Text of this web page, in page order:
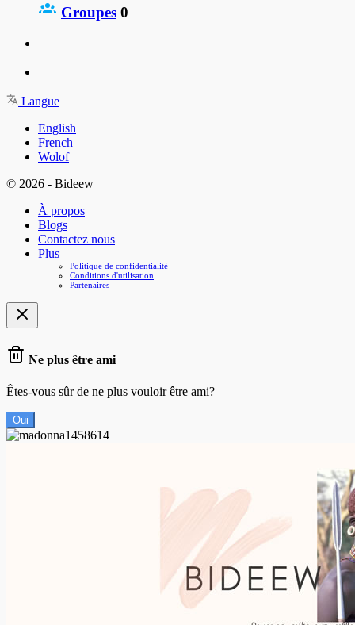
Groupes 0
Langue
English
French
Wolof
© 2026 - Bideew
À propos
Blogs
Contactez nous
Plus
Politique de confidentialité
Conditions d'utilisation
Partenaires
Ne plus être ami
Êtes-vous sûr de ne plus vouloir être ami?
Oui